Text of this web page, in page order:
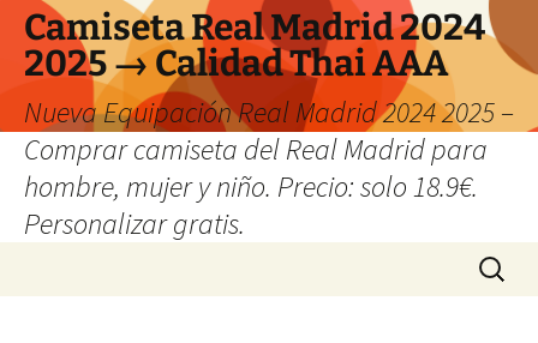
Camiseta Real Madrid 2024
2025 → Calidad Thai AAA
Nueva Equipación Real Madrid 2024 2025 –
Comprar camiseta del Real Madrid para
hombre, mujer y niño. Precio: solo 18.9€.
Personalizar gratis.
Buscar: